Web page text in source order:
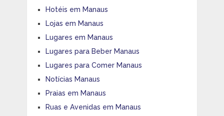
Hotéis em Manaus
Lojas em Manaus
Lugares em Manaus
Lugares para Beber Manaus
Lugares para Comer Manaus
Notícias Manaus
Praias em Manaus
Ruas e Avenidas em Manaus